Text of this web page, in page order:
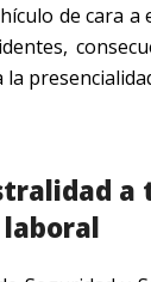
de cara a
a